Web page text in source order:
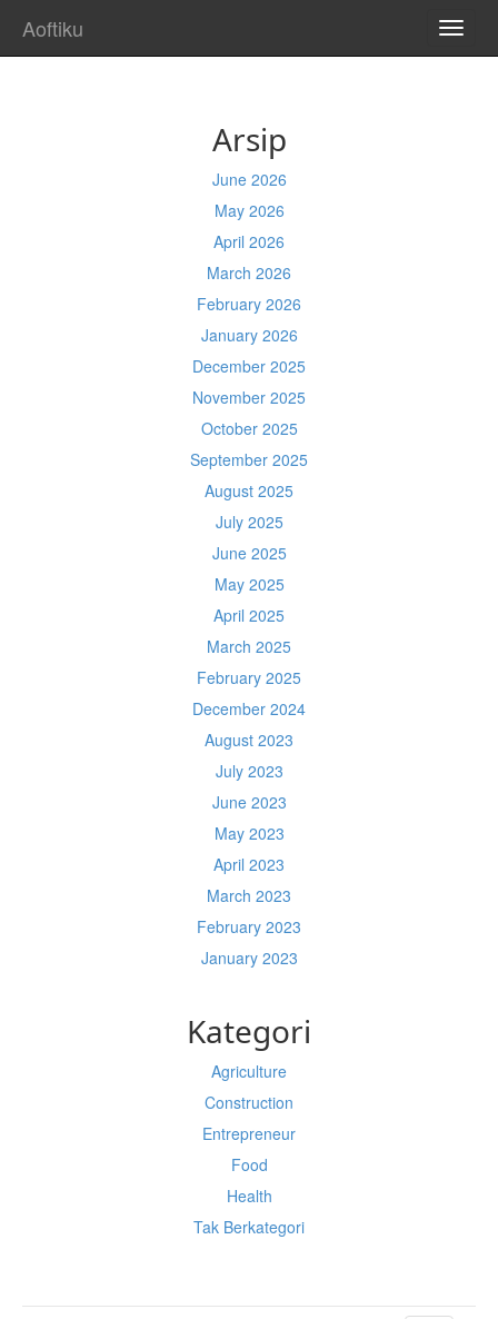
Aoftiku
Arsip
June 2026
May 2026
April 2026
March 2026
February 2026
January 2026
December 2025
November 2025
October 2025
September 2025
August 2025
July 2025
June 2025
May 2025
April 2025
March 2025
February 2025
December 2024
August 2023
July 2023
June 2023
May 2023
April 2023
March 2023
February 2023
January 2023
Kategori
Agriculture
Construction
Entrepreneur
Food
Health
Tak Berkategori